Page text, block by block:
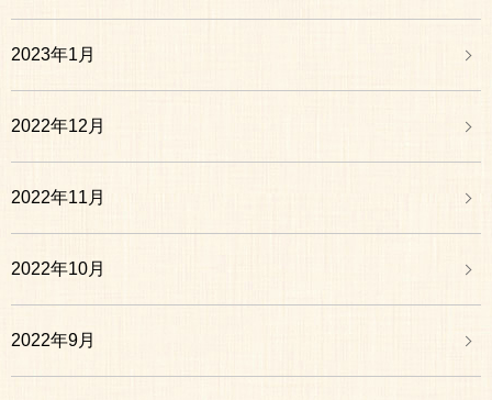
2023年1月
2022年12月
2022年11月
2022年10月
2022年9月